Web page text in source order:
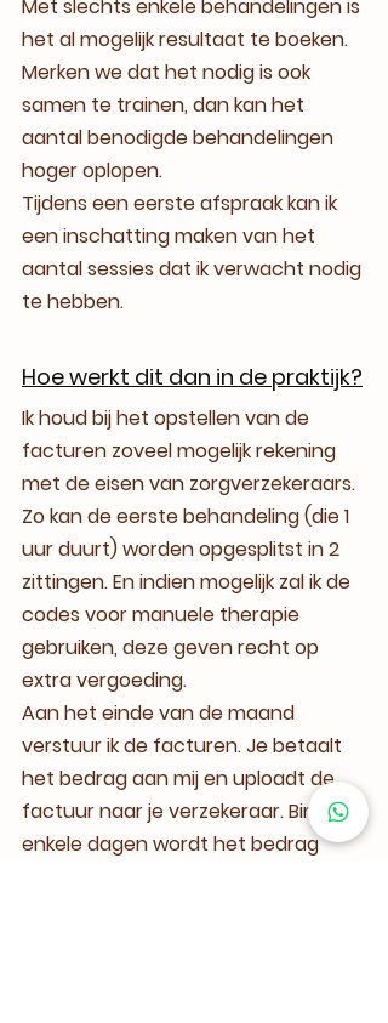
Met slechts enkele behandelingen is
het al mogelijk resultaat te boeken.
Merken we dat het nodig is ook
samen te trainen, dan kan het
aantal benodigde behandelingen
hoger oplopen.
Tijdens een eerste afspraak kan ik
een inschatting maken van het
aantal sessies dat ik verwacht nodig
te hebben.
Hoe werkt dit dan in de praktijk?
Ik houd bij het opstellen van de
facturen zoveel mogelijk rekening
met de eisen van zorgverzekeraars.
Zo kan de eerste behandeling (die 1
uur duurt) worden opgesplitst in 2
zittingen. En indien mogelijk zal ik de
codes voor manuele therapie
gebruiken, deze geven recht op
extra vergoeding.
Aan het einde van de maand
verstuur ik de facturen. Je betaalt
het bedrag aan mij en uploadt de
factuur naar je verzekeraar. Binnen
enkele dagen wordt het bedrag